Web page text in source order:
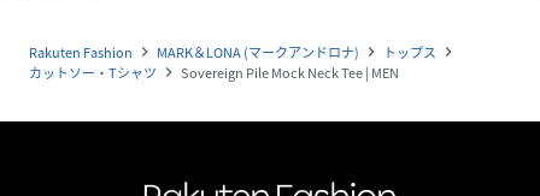
Rakuten Fashion navigate_next MARK＆LONA (マークアンドロナ) navigate_next トップス navigate_next
カットソー・Tシャツ navigate_next Sovereign Pile Mock Neck Tee | MEN